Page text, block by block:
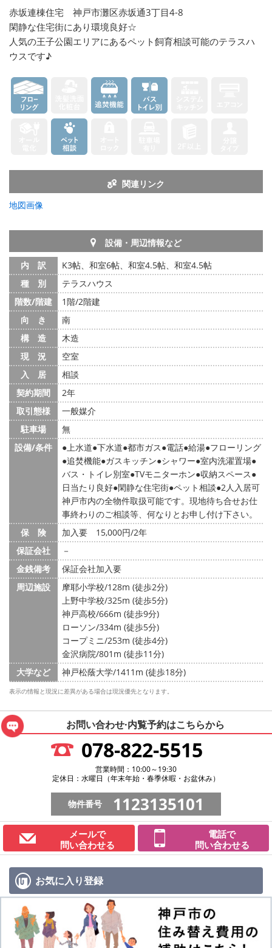
赤坂連棟住宅 神戸市灘区赤坂通3丁目4-8
閑静な住宅街にあり環境良好☆
人気の王子公園エリアにあるペット飼育相談可能のテラスハ
ウスです♪
関連リンク
地図画像
設備・周辺情報など
内 訳
K3帖、和室6帖、和室4.5帖、和室4.5帖
種 別
テラスハウス
階数/階建
1階/2階建
向 き
南
構 造
木造
現 況
空室
入 居
相談
契約期間
2年
取引態様
一般媒介
駐車場
無
設備/条件
上水道 下水道 都市ガス 電話 給湯 フローリング
追焚機能 ガスキッチン シャワー 室内洗濯置場
バス・トイレ別室 TVモニターホン 収納スペース
日当たり良好 閑静な住宅街 ペット相談 2人入居可
神戸市内の全物件取扱可能です。現地待ち合せお仕
事終わりのご相談等、何なりとお申し付け下さい。
保 険
加入要 15,000円/2年
保証会社
－
金銭備考
保証会社加入要
周辺施設
摩耶小学校/128m (徒歩2分)
上野中学校/325m (徒歩5分)
神戸高校/666m (徒歩9分)
ローソン/334m (徒歩5分)
コープミニ/253m (徒歩4分)
金沢病院/801m (徒歩11分)
大学など
神戸松蔭大学/1411m (徒歩18分)
表示の情報と現況に差異がある場合は現況優先となります。
お問い合わせ·内覧予約はこちらから
078-822-5515
営業時間：10:00～19:30
定休日：水曜日（年末年始・春季休暇・お盆休み）
物件番号 1123135101
メールで
問い合わせる
電話で
問い合わせる
お気に入り登録